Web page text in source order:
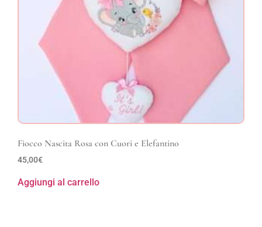
Fiocco Nascita Rosa con Cuori e Elefantino
45,00€
Aggiungi al carrello